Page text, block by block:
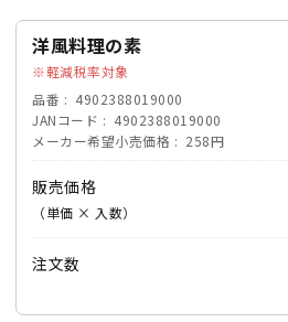
洋風料理の素
軽減税率対象
品番
4902388019000
JANコード
4902388019000
メーカー希望小売価格
258円
販売価格
（単価 × 入数）
注文数